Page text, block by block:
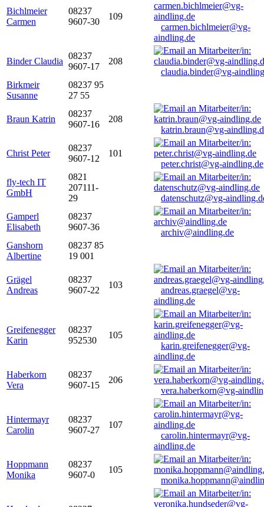
Bichlmeier
Carmen
08237
9607-30
109
carmen.bichlmeier@vg-
aindling.de
Binder Claudia
08237
9607-17
208
claudia.binder@vg-
Birkmeir
Susanne
08237 95
27 55
Braun Katrin
08237
9607-16
208
katrin.braun@vg-
Christ Peter
08237
9607-12
101
peter.christ@vg-aindling.de
fly-tech IT
GmbH
0821
207111-
29
datenschutz@vg-
Gamperl
Elisabeth
08237
9607-36
archiv@aindling.de
Ganshorn
Albertine
08237 85
19 001
Grägel
Andreas
08237
9607-22
103
andreas.graegel@vg-
aindling.de
Greifenegger
Karin
08237
952530
105
karin.greifenegger@vg-
aindling.de
Haberkorn
Vera
08237
9607-15
206
vera.haberkorn@vg-
Hintermayr
Carolin
08237
9607-27
107
carolin.hintermayr@vg-
aindling.de
Hoppmann
Monika
08237
9607-0
105